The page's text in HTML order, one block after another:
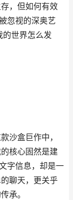
，但如何有效
忽视的深奥艺
的世界怎么发
沙盒巨作中，
核心固然是建
字信息，却是一
聊天，更关乎
承。